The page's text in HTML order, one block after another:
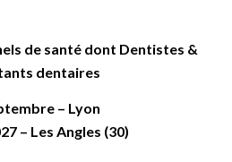
de santé dont Dentistes &
dentaires
– Lyon
– Les Angles (30)